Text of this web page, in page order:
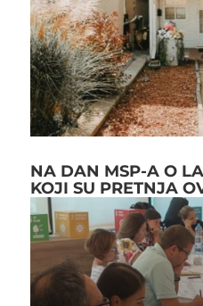
NA DAN MSP-A O
KOJI SU PRETNJA